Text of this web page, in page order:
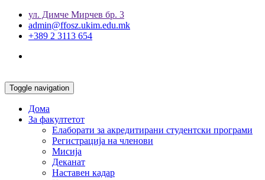
ул. Димче Мирчев бр. 3
admin@ffosz.ukim.edu.mk
+389 2 3113 654
Toggle navigation
Дома
За факултетот
Елаборати за акредитирани студентски програми
Регистрација на членови
Мисија
Деканат
Наставен кадар